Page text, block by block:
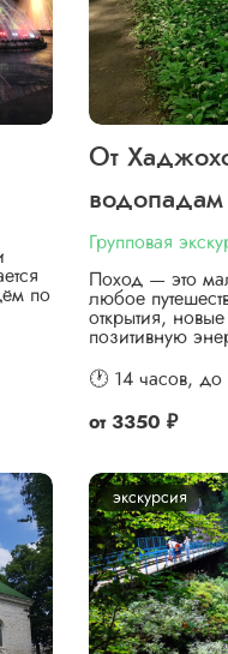
по
От
водопадам
Групповая
Поход — это
любое
открытия,
позитивную
🕐 14 часов, до
от 3350 ₽
экскурсия